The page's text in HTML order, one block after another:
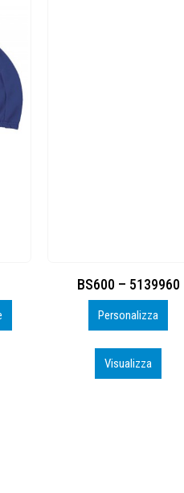
Toppe ricamate in HD
Personalizza
Visualizza